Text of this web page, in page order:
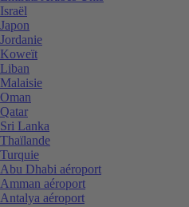
Israël
Japon
Jordanie
Koweït
Liban
Malaisie
Oman
Qatar
Sri Lanka
Thaïlande
Turquie
Abu Dhabi aéroport
Amman aéroport
Antalya aéroport